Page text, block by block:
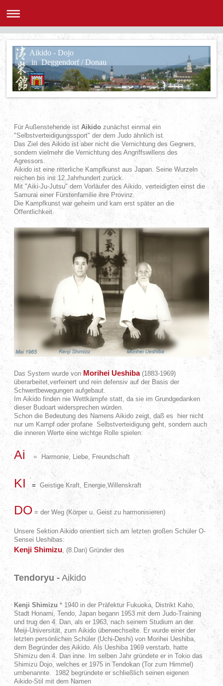
Aikido - Dojo
in Deggendorf / Donau
Für Außenstehende ist Aikidozunächst einmal ein
"Selbstverteidigungssport" der dem Judo ähnlich ist.
Das Ziel des Aikido ist aber nicht die Vernichtung des Gegners,
sondern vielmehr die Vernichtung des Angriffswillens des
Agressors.
Aikido ist eine ritterliche Kampfkunst aus Japan. Seine Wurzeln
reichen bis ins 12.Jahrhundert zurück.
Mit "Aiki-Ju-Jutsu" dem Vorläufer des Aikido, verteidigten einst die
Samurai einer Fürstenfamilie ihre Provinz.
Die Kampfkunst war geheim und kam erst später an die
Öffentlichkeit.
Das System wurde von Morihei Ueshiba(1883-1969)
überarbeitet,verfeinert und rein defensiv auf der Basis der
Schwertbewegungen aufgebaut.
Im Aikido finden nie Wettkämpfe statt, da sie im Grundgedanken
dieser Budoart widersprechen würden.
Schon die Bedeutung des Namens Aikido zeigt, daß es hier nicht
nur um Kampf oder profane Selbstverteidigung geht, sondern auch
die inneren Werte eine wichtge Rolle spielen:
Ai = Harmonie, Liebe, Freundschaft
KI = Geistige Kraft, Energie,Willenskraft
DO= der Weg (Körper u. Geist zu harmonisieren)
Unsere Sektion Aikido orientiert sich am letzten großen Schüler O-
Sensei Ueshibas:
Kenji Shimizu, (8.Dan) Gründer des
Tendoryu - Aikido
Kenji Shimizu * 1940 in der Präfektur Fukuoka, Distrikt Kaho,
Stadt Honami, Tendo, Japan begann 1953 mit dem Judo-Training
und trug den 4. Dan, als er 1963, nach seinem Studium an der
Meiji-Universität, zum Aikido überwechselte. Er wurde einer der
letzten persönlichen Schüler (Uchi-Deshi) von Morihei Ueshiba,
dem Begründer des Aikido. Als Ueshiba 1969 verstarb, hatte
Shimizu den 4. Dan inne. Im selben Jahr gründete er in Tokio das
Shimizu Dojo, welches er 1975 in Tendokan (Tor zum Himmel)
umbenannte. 1982 begründete er schließlich seinen eigenen
Aikido-Stil mit dem Namen